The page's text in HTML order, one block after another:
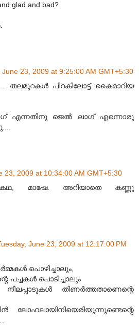
glad and bad?
June 23, 2009 at 9:25:00 AM GMT+5:30
തലമുറകൾ പിറകിലോട്ട് കൈമാറിയ
എന്നതിനു ജെൽ ലാഗ് എന്നൊരു
23, 2009 at 10:34:00 AM GMT+5:30
മാഷേ. അറിയാതെ കണ്ണു
June 23, 2009 at 12:17:00 PM
പൊഴിച്ചാലും,
പച്ചകൾ പൊടിച്ചാലും
നീലപ്പാടുകൾ തിണർത്തതാണെന്റെ
ലോഹലായിനിയെരിയുന്നുണ്ടെന്റെ